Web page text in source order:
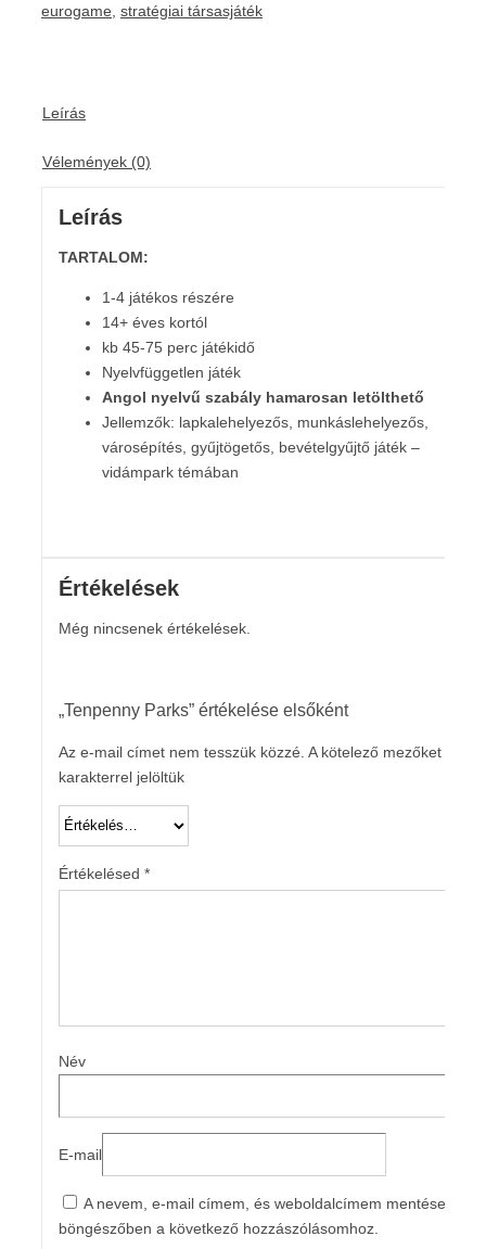
eurogame stratégiai társasjáték
Leírás
Vélemények (0)
Leírás
TARTALOM:
1-4 játékos részére
14+ éves kortól
kb 45-75 perc játékidő
Nyelvfüggetlen játék
Angol nyelvű szabály hamarosan letölthető
Jellemzők: lapkalehelyezős, munkáslehelyezős,
városépítés, gyűjtögetős, bevételgyűjtő játék –
vidámpark témában
Értékelések
Még nincsenek értékelések.
„Tenpenny Parks” értékelése elsőként
Az e-mail címet nem tesszük közzé. A kötelező mezőket
karakterrel jelöltük
Értékelésed *
Név
E-mail
A nevem, e-mail címem, és weboldalcímem mentése a
böngészőben a következő hozzászólásomhoz.